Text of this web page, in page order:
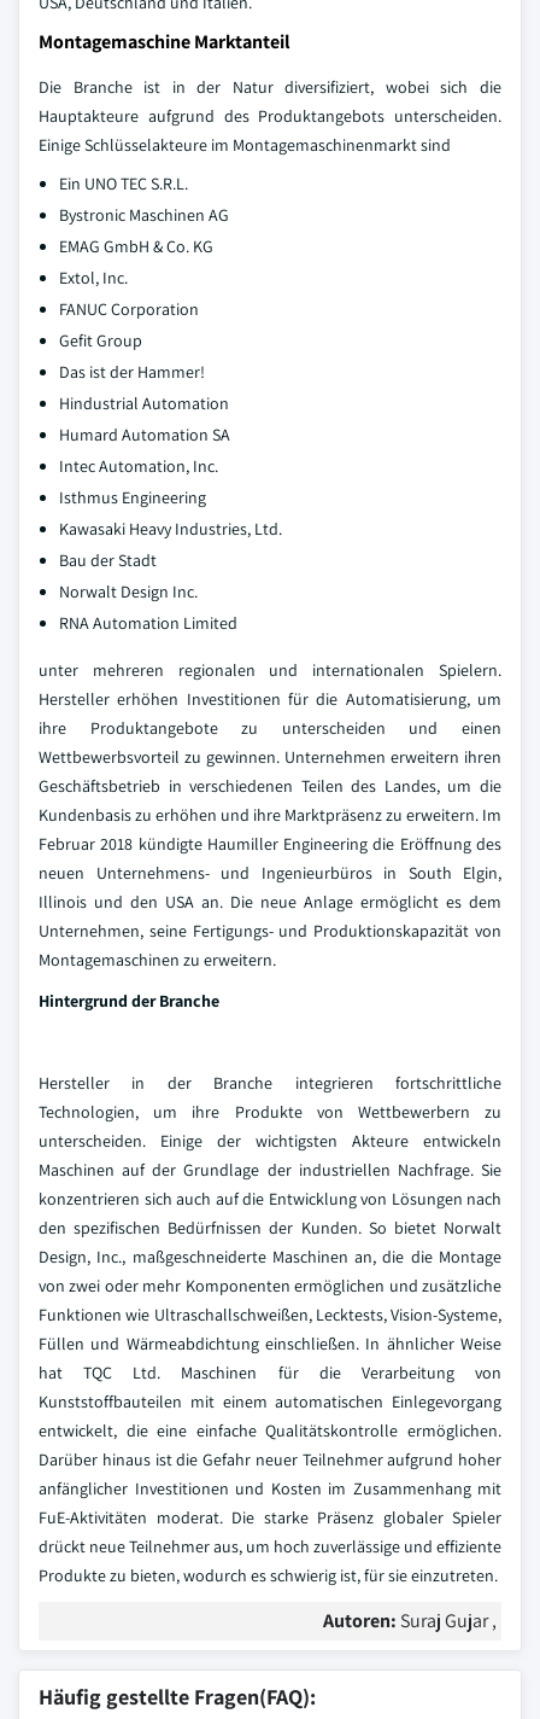
Montagemaschine Marktanteil
Die Branche ist in der Natur diversifiziert, wobei sich die
Hauptakteure aufgrund des Produktangebots unterscheiden.
Einige Schlüsselakteure im Montagemaschinenmarkt sind
Ein UNO TEC S.R.L.
Bystronic Maschinen AG
EMAG GmbH & Co. KG
Extol, Inc.
FANUC Corporation
Gefit Group
Das ist der Hammer!
Hindustrial Automation
Humard Automation SA
Intec Automation, Inc.
Isthmus Engineering
Kawasaki Heavy Industries, Ltd.
Bau der Stadt
Norwalt Design Inc.
RNA Automation Limited
unter mehreren regionalen und internationalen Spielern.
Hersteller erhöhen Investitionen für die Automatisierung, um
ihre Produktangebote zu unterscheiden und einen
Wettbewerbsvorteil zu gewinnen. Unternehmen erweitern ihren
Geschäftsbetrieb in verschiedenen Teilen des Landes, um die
Kundenbasis zu erhöhen und ihre Marktpräsenz zu erweitern. Im
Februar 2018 kündigte Haumiller Engineering die Eröffnung des
neuen Unternehmens- und Ingenieurbüros in South Elgin,
Illinois und den USA an. Die neue Anlage ermöglicht es dem
Unternehmen, seine Fertigungs- und Produktionskapazität von
Montagemaschinen zu erweitern.
Hintergrund der Branche
Hersteller in der Branche integrieren fortschrittliche
Technologien, um ihre Produkte von Wettbewerbern zu
unterscheiden. Einige der wichtigsten Akteure entwickeln
Maschinen auf der Grundlage der industriellen Nachfrage. Sie
konzentrieren sich auch auf die Entwicklung von Lösungen nach
den spezifischen Bedürfnissen der Kunden. So bietet Norwalt
Design, Inc., maßgeschneiderte Maschinen an, die die Montage
von zwei oder mehr Komponenten ermöglichen und zusätzliche
Funktionen wie Ultraschallschweißen, Lecktests, Vision-Systeme,
Füllen und Wärmeabdichtung einschließen. In ähnlicher Weise
hat TQC Ltd. Maschinen für die Verarbeitung von
Kunststoffbauteilen mit einem automatischen Einlegevorgang
entwickelt, die eine einfache Qualitätskontrolle ermöglichen.
Darüber hinaus ist die Gefahr neuer Teilnehmer aufgrund hoher
anfänglicher Investitionen und Kosten im Zusammenhang mit
FuE-Aktivitäten moderat. Die starke Präsenz globaler Spieler
drückt neue Teilnehmer aus, um hoch zuverlässige und effiziente
Produkte zu bieten, wodurch es schwierig ist, für sie einzutreten.
Autoren: Suraj Gujar ,
Häufig gestellte Fragen(FAQ):